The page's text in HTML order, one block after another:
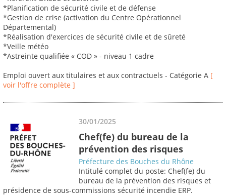
*Planification de sécurité civile et de défense
*Gestion de crise (activation du Centre Opérationnel
Départemental)
*Réalisation d'exercices de sécurité civile et de sûreté
*Veille météo
*Astreinte qualifiée « COD » - niveau 1 cadre
Emploi ouvert aux titulaires et aux contractuels - Catégorie A [
voir l'offre complète ]
30/01/2025
Chef(fe) du bureau de la
prévention des risques
Préfecture des Bouches du Rhône
Intitulé complet du poste: Chef(fe) du
bureau de la prévention des risques et
présidence de sous-commissions sécurité incendie ERP.